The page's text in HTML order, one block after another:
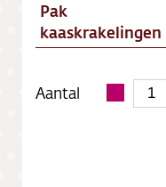
Pak
kaaskrakelingen
Aantal